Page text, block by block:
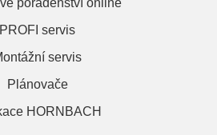
PROFI servis
servis
Plánovače
HORNBACH